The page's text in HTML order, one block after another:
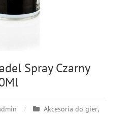
Spray Czarny
Akcesoria do gier,